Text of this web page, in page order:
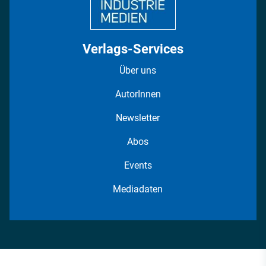
Verlags-Services
Über uns
AutorInnen
Newsletter
Abos
Events
Mediadaten